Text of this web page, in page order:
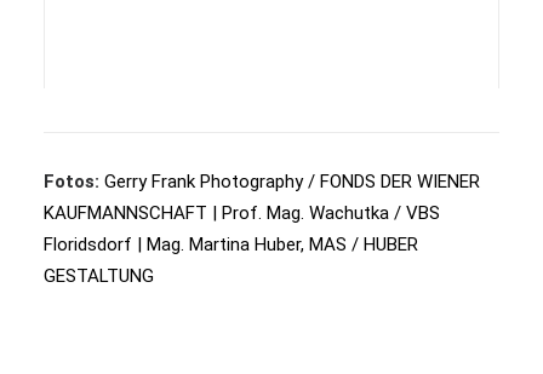
Fotos: Gerry Frank Photography / FONDS DER WIENER
KAUFMANNSCHAFT | Prof. Mag. Wachutka / VBS
Floridsdorf | Mag. Martina Huber, MAS / HUBER
GESTALTUNG